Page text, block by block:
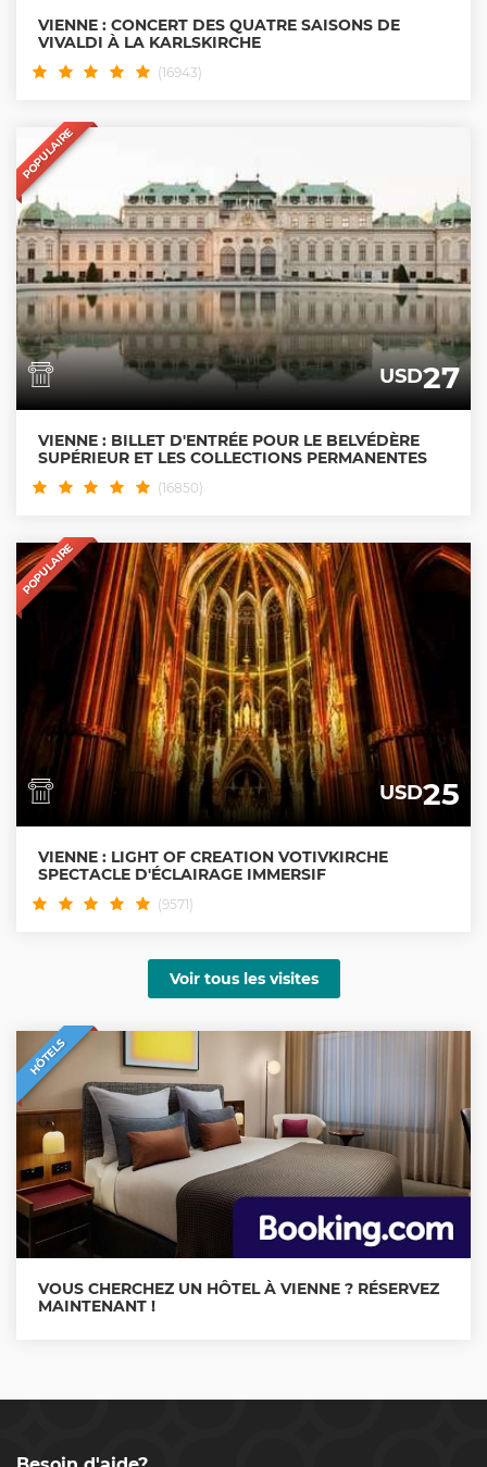
VIENNE : CONCERT DES QUATRE SAISONS DE
VIVALDI À LA KARLSKIRCHE
(16943)
POPULAIRE
USD27
VIENNE : BILLET D'ENTRÉE POUR LE BELVÉDÈRE
SUPÉRIEUR ET LES COLLECTIONS PERMANENTES
(16850)
POPULAIRE
USD25
VIENNE : LIGHT OF CREATION VOTIVKIRCHE
SPECTACLE D'ÉCLAIRAGE IMMERSIF
(9571)
Voir tous les visites
HÔTELS
VOUS CHERCHEZ UN HÔTEL À VIENNE ? RÉSERVEZ
MAINTENANT !